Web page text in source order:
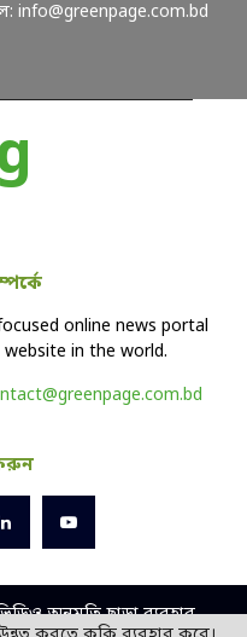
info@greenpage.com.bd
online news portal
in the world.
অনুমতি ছাড়া ব্যবহার